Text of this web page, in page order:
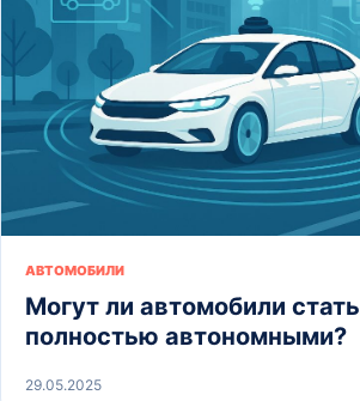
АВТОМОБИЛИ
Могут ли автомобили стать
полностью автономными?
29.05.2025